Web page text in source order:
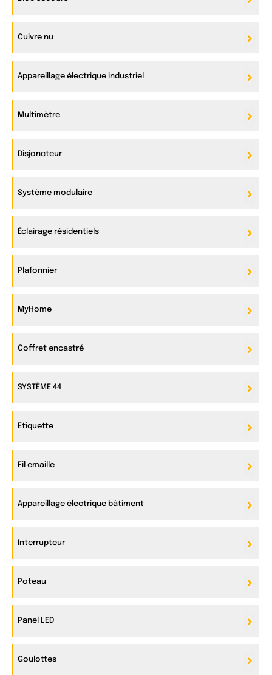
Cuivre nu
Appareillage électrique industriel
Multimètre
Disjoncteur
Système modulaire
Éclairage résidentiels
Plafonnier
MyHome
Coffret encastré
SYSTÈME 44
Etiquette
Fil emaille
Appareillage électrique bâtiment
Interrupteur
Poteau
Panel LED
Goulottes